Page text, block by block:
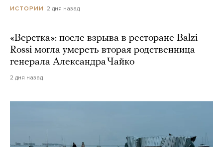
ИСТОРИИ 2 дня назад
«Верстка»: после взрыва в ресторане Balzi
Rossi могла умереть вторая родственница
генерала Александра Чайко
2 дня назад